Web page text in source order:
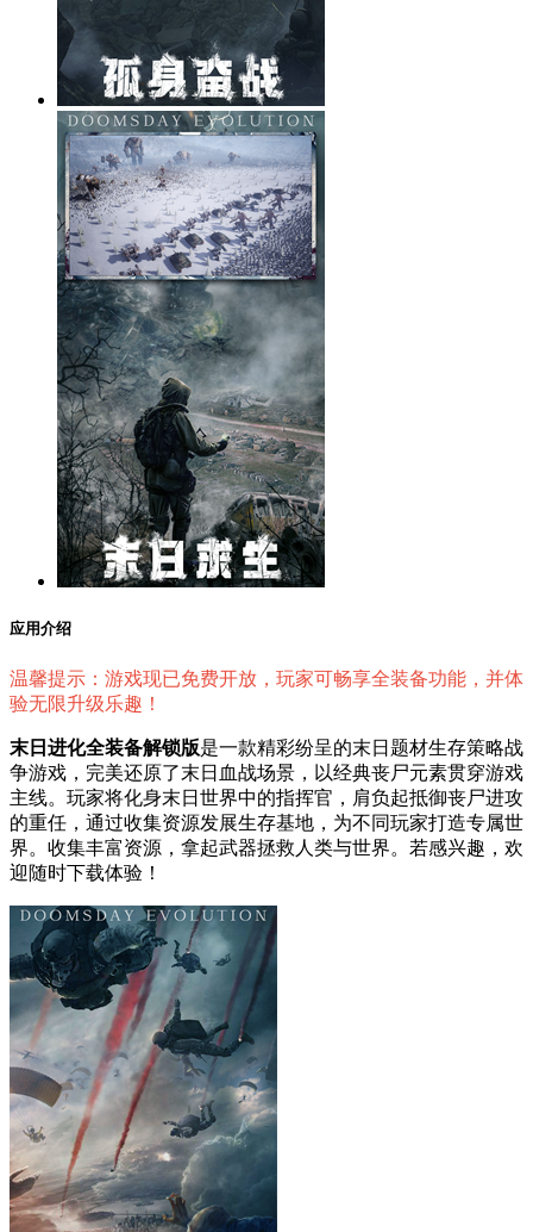
应用介绍
温馨提示：游戏现已免费开放，玩家可畅享全装备功能，并体
验无限升级乐趣！
末日进化全装备解锁版是一款精彩纷呈的末日题材生存策略战
争游戏，完美还原了末日血战场景，以经典丧尸元素贯穿游戏
主线。玩家将化身末日世界中的指挥官，肩负起抵御丧尸进攻
的重任，通过收集资源发展生存基地，为不同玩家打造专属世
界。收集丰富资源，拿起武器拯救人类与世界。若感兴趣，欢
迎随时下载体验！